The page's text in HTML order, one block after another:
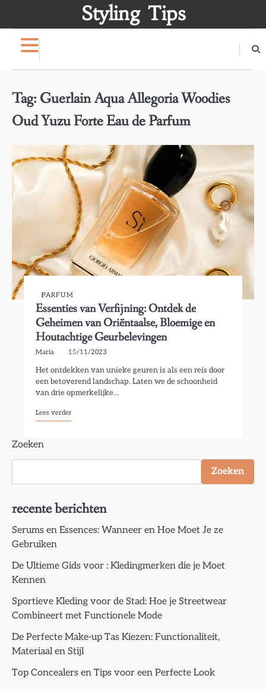
Styling Tips
Tag: Guerlain Aqua Allegoria Woodies
Oud Yuzu Forte Eau de Parfum
PARFUM
Essenties van Verfijning: Ontdek de
Geheimen van Oriëntaalse, Bloemige en
Houtachtige Geurbelevingen
Maria 15/11/2023
Het ontdekken van unieke geuren is als een reis door
een betoverend landschap. Laten we de schoonheid
van drie opmerkelijke…
Lees verder
Zoeken
Zoeken
recente berichten
Serums en Essences: Wanneer en Hoe Moet Je ze
Gebruiken
De Ultieme Gids voor : Kledingmerken die je Moet
Kennen
Sportieve Kleding voor de Stad: Hoe je Streetwear
Combineert met Functionele Mode
De Perfecte Make-up Tas Kiezen: Functionaliteit,
Materiaal en Stijl
Top Concealers en Tips voor een Perfecte Look